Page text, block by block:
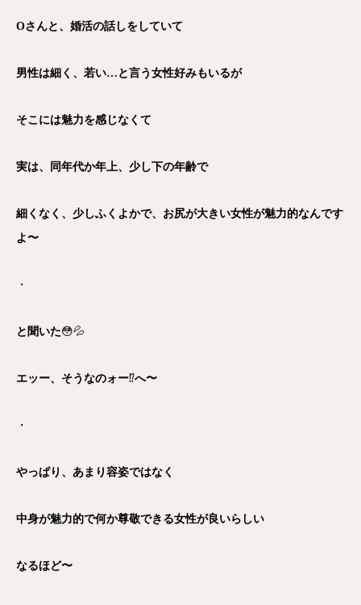
Oさんと、婚活の話しをしていて
男性は細く、若い…と言う女性好みもいるが
そこには魅力を感じなくて
実は、同年代か年上、少し下の年齢で
細くなく、少しふくよかで、お尻が大きい女性が魅力的なんです
よ〜
・
と聞いた😳💦
エッー、そうなのォー⁉️へ〜
・
やっぱり、あまり容姿ではなく
中身が魅力的で何か尊敬できる女性が良いらしい
なるほど〜